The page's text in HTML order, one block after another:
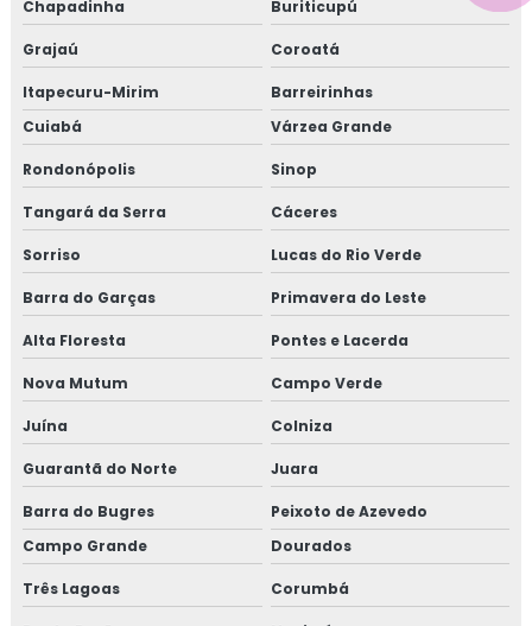
Chapadinha Buriticupú
Grajaú Coroatá
Itapecuru-Mirim
Barreirinhas
Cuiabá
Várzea Grande
Rondonópolis Sinop
Tangará da Serra Cáceres
Sorriso Lucas do Rio Verde
Barra do Garças Primavera do Leste
Alta Floresta Pontes e Lacerda
Nova Mutum Campo Verde
Juína Colniza
Guarantã do Norte Juara
Barra do Bugres
Peixoto de Azevedo
Campo Grande
Dourados
Três Lagoas Corumbá